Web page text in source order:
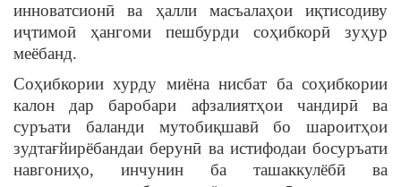
инноватсионӣ ва ҳалли масъалаҳои иқтисодиву
иҷтимоӣ ҳангоми пешбурди соҳибкорӣ зуҳур
меёбанд.
Соҳибкории хурду миёна нисбат ба соҳибкории
калон дар баробари афзалиятҳои чандирӣ ва
суръати баланди мутобиқшавӣ бо шароитҳои
зудтағйирёбандаи берунӣ ва истифодаи босуръати
навгониҳо, инчунин ба ташаккулёбӣ ва